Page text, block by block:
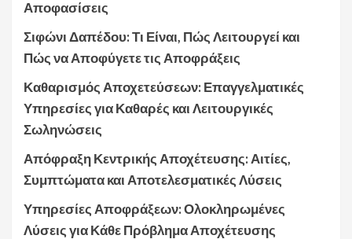
Αποφασίσεις
Σιφώνι Δαπέδου: Τι Είναι, Πώς Λειτουργεί και
Πώς να Αποφύγετε τις Αποφράξεις
Καθαρισμός Αποχετεύσεων: Επαγγελματικές
Υπηρεσίες για Καθαρές και Λειτουργικές
Σωληνώσεις
Απόφραξη Κεντρικής Αποχέτευσης: Αιτίες,
Συμπτώματα και Αποτελεσματικές Λύσεις
Υπηρεσίες Αποφράξεων: Ολοκληρωμένες
Λύσεις για Κάθε Πρόβλημα Αποχέτευσης